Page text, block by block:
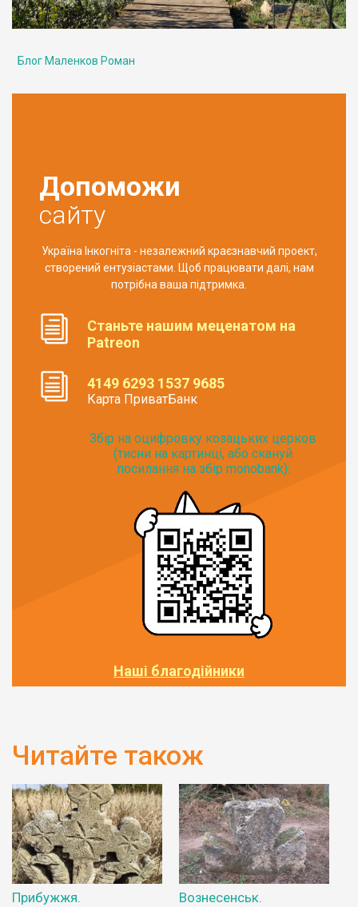
Блог Маленков Роман
Допоможи
сайту
Україна Інкогніта - незалежний краєзнавчий проект,
створений ентузіастами. Щоб працювати далі, нам
потрібна ваша підтримка.
Станьте нашим меценатом на
Patreon
4149 6293 1537 9685
Карта ПриватБанк
Збір на оцифровку козацьких церков
(тисни на картинці, або скануй
посилання на збір monobank):
Наші благодійники
Читайте також
Прибужжя.
Вознесенськ.